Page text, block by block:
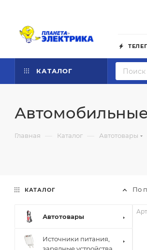
КАТАЛОГ
Главная — Каталог — Автотовары
По
КАТАЛОГ
Автотовары
Источники питания,